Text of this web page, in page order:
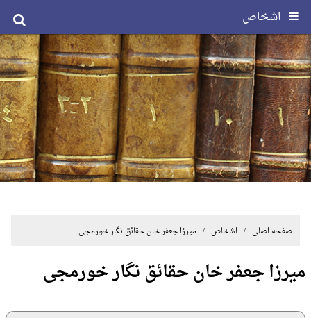
اشخاص
صفحه اصلی / اشخاص / میرزا جعفر خان حقائق نگار خورمجی
میرزا جعفر خان حقائق نگار خورمجی